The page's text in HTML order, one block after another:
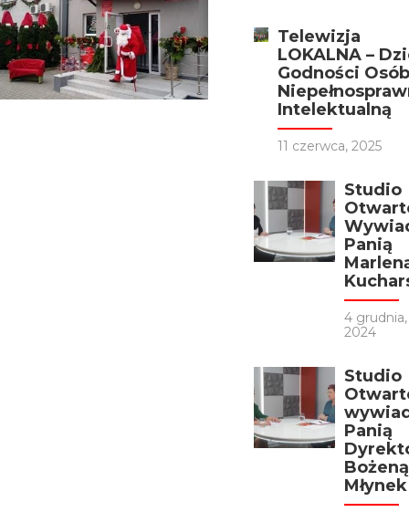
Telewizja
LOKALNA –
Godności
Intelektualną
11 czerwca, 2025
Studio
Panią
4 grudnia,
2024
Studio
Panią
Bożeną
Młynek